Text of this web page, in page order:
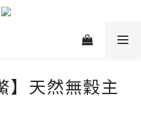
】天然無穀主